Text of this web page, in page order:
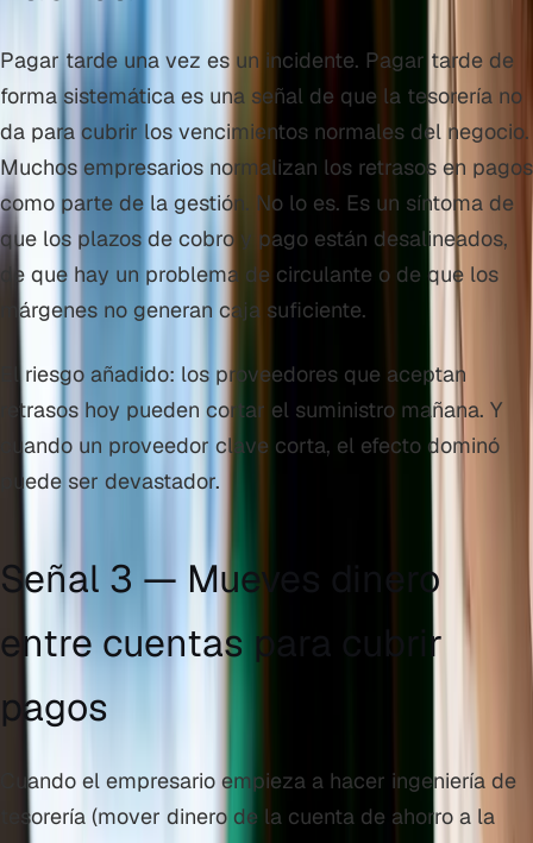
Pagar tarde una vez es un incidente. Pagar tarde de
forma sistemática es una señal de que la tesorería no
da para cubrir los vencimientos normales del negocio.
Muchos empresarios normalizan los retrasos en pagos
como parte de la gestión. No lo es. Es un síntoma de
que los plazos de cobro y pago están desalineados,
de que hay un problema de circulante o de que los
márgenes no generan caja suficiente.
El riesgo añadido: los proveedores que aceptan
retrasos hoy pueden cortar el suministro mañana. Y
cuando un proveedor clave corta, el efecto dominó
puede ser devastador.
Señal 3 — Mueves dinero
entre cuentas para cubrir
pagos
Cuando el empresario empieza a hacer ingeniería de
tesorería (mover dinero de la cuenta de ahorro a la